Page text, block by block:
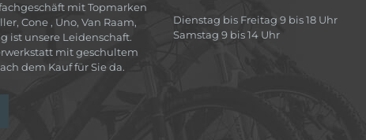
mit Topmarken
Cone , Uno, Van Raam,
ist unsere Leidenschaft.
mit geschultem
dem Kauf für Sie da.
Dienstag bis Freitag 9 bis 18 Uhr
Samstag 9 bis 14 Uhr